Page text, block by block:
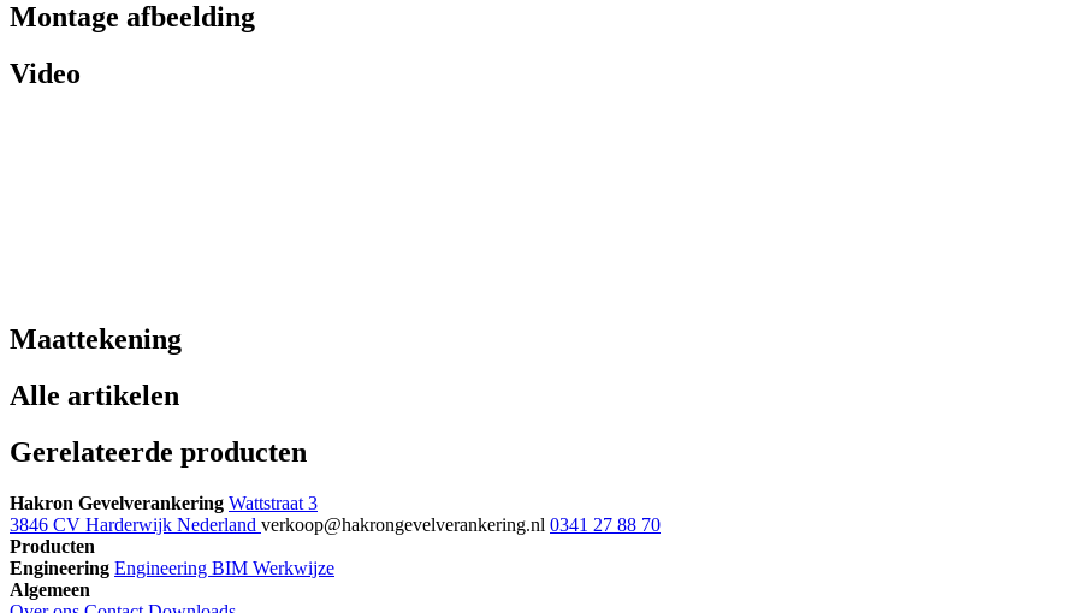
Montage afbeelding
Video
Maattekening
Alle artikelen
Gerelateerde producten
Hakron Gevelverankering Wattstraat 3
3846 CV Harderwijk Nederland verkoop@hakrongevelverankering.nl 0341 27 88 70
Producten
Engineering Engineering BIM Werkwijze
Algemeen